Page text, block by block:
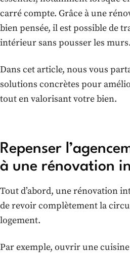
carré compte. Grâce à une
bien pensée, il est possible de
intérieur sans pousser les murs.
Dans cet article, nous vous
solutions concrètes pour
tout en valorisant votre bien.
Repenser
à une rénovation
Tout d’abord, une rénovation
de revoir complètement la
logement.
Par exemple, ouvrir une